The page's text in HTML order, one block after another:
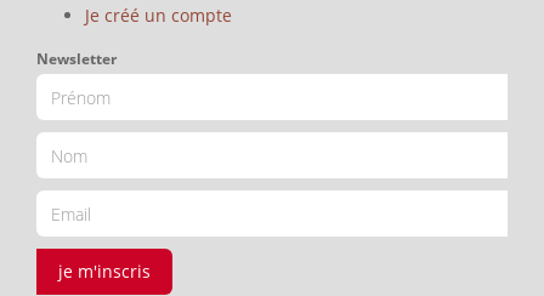
Je créé un compte
Newsletter
je m'inscris